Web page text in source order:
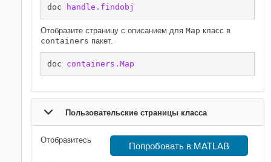
doc handle.findobj
Отобразите страницу с описанием для Map класс в
containers пакет.
doc containers.Map
Пользовательские страницы класса
Попробовать в MATLAB
Отобразитесь